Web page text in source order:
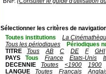
Sélectionner les critères de
Toutes institutions
La
Tous les périodiques
Périodiques
TITRE
Tous AB C DE F GHI
PAYS
Tous France Etats-Unis
DECENNIE
Toutes <1900 1900
LANGUE
Toutes Français